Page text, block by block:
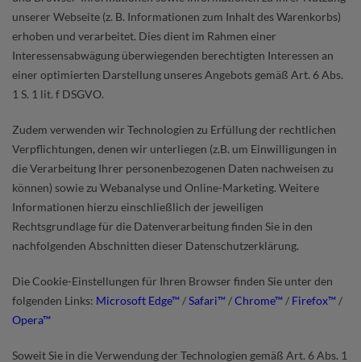
unserer Webseite (z. B. Informationen zum Inhalt des Warenkorbs)
erhoben und verarbeitet. Dies dient im Rahmen einer
Interessensabwägung überwiegenden berechtigten Interessen an
einer optimierten Darstellung unseres Angebots gemäß Art. 6 Abs.
1 S. 1 lit. f DSGVO.
Zudem verwenden wir Technologien zu Erfüllung der rechtlichen
Verpflichtungen, denen wir unterliegen (z.B. um Einwilligungen in
die Verarbeitung Ihrer personenbezogenen Daten nachweisen zu
können) sowie zu Webanalyse und Online-Marketing. Weitere
Informationen hierzu einschließlich der jeweiligen
Rechtsgrundlage für die Datenverarbeitung finden Sie in den
nachfolgenden Abschnitten dieser Datenschutzerklärung.
Die Cookie-Einstellungen für Ihren Browser finden Sie unter den
folgenden Links: Microsoft Edge™ /Safari™ /Chrome™ / Firefox™ /
Opera™
Soweit Sie in die Verwendung der Technologien gemäß Art. 6 Abs. 1